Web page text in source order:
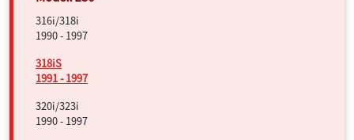
316i/318i
1990 - 1997
318iS
1991 - 1997
320i/323i
1990 - 1997